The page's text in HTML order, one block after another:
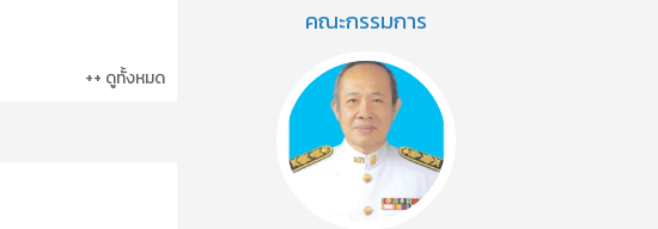
++ ดูทั้งหมด
คณะกรรมการ